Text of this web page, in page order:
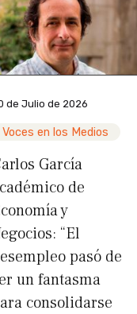
de Julio de 2026
Voces en los Medios
García
de
y
“El
pasó de
un fantasma
consolidarse